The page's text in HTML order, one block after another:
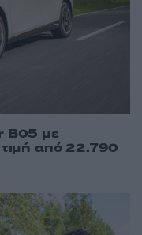
B05 με
από 22.790